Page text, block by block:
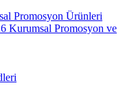
Kurumsal Promosyon ve